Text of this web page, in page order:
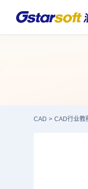
CAD > CAD行业教